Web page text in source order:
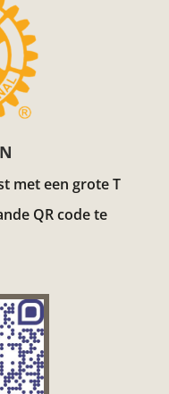
met een grote T
QR code te